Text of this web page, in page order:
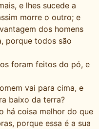
e lhes sucede a
morre o outro; e
dos homens
porque todos são
foram feitos do pó, e
vai para cima, e
baixo da terra?
há coisa melhor do que
porque essa é a sua